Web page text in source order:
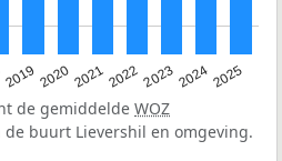
2019 202020212022202320242025
de gemiddelde WOZ
buurt Lievershil en omgeving.